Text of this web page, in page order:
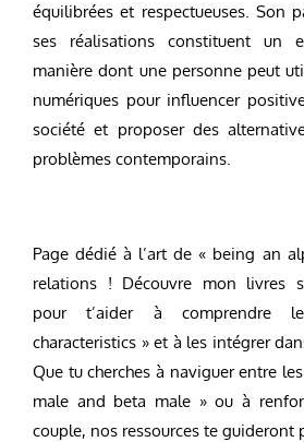
équilibrées et respectueuses. Son
ses réalisations constituent un
manière dont une personne peut
numériques pour influencer
société et proposer des
problèmes contemporains.
Page dédié à l’art de « being an
relations ! Découvre mon livres
pour t’aider à comprendre
characteristics » et à les intégrer
Que tu cherches à naviguer entre
male and beta male » ou à
couple, nos ressources te guideront